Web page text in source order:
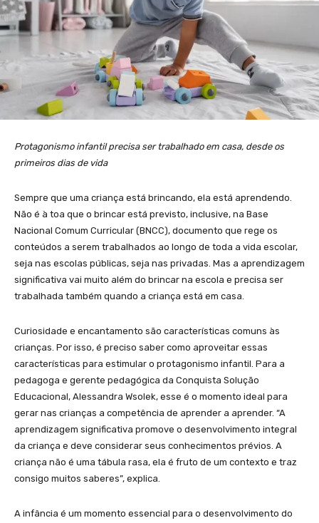
Protagonismo infantil precisa ser trabalhado em casa, desde os
primeiros dias de vida
Sempre que uma criança está brincando, ela está aprendendo.
Não é à toa que o brincar está previsto, inclusive, na Base
Nacional Comum Curricular (BNCC), documento que rege os
conteúdos a serem trabalhados ao longo de toda a vida escolar,
seja nas escolas públicas, seja nas privadas. Mas a aprendizagem
significativa vai muito além do brincar na escola e precisa ser
trabalhada também quando a criança está em casa.
Curiosidade e encantamento são características comuns às
crianças. Por isso, é preciso saber como aproveitar essas
características para estimular o protagonismo infantil. Para a
pedagoga e gerente pedagógica da Conquista Solução
Educacional, Alessandra Wsolek, esse é o momento ideal para
gerar nas crianças a competência de aprender a aprender. “A
aprendizagem significativa promove o desenvolvimento integral
da criança e deve considerar seus conhecimentos prévios. A
criança não é uma tábula rasa, ela é fruto de um contexto e traz
consigo muitos saberes”, explica.
A infância é um momento essencial para o desenvolvimento do